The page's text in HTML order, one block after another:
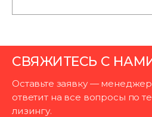
СВЯЖИТЕСЬ С
Оставьте заявку —
ответит на все вопросы по
лизингу.